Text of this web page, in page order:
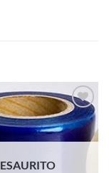
Aggiungi
alla lista
desideri
ESAURITO